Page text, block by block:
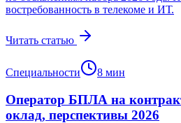
востребованность в телекоме и ИТ.
Читать статью
Специальности 8 мин
Оператор БПЛА на
оклад, перспективы 2026